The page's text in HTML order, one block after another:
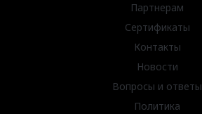
Партнерам
Сертификаты
Контакты
Новости
Вопросы и ответы
Политика